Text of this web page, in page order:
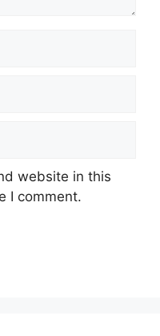
website in this
I comment.